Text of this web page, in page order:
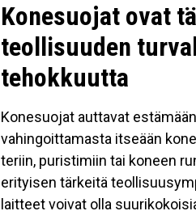
Konesuojat ovat
teollisuuden
tehokkuutta
Konesuojat auttavat
vahingoittamasta itseään
teriin, puristimiin tai koneen
erityisen tärkeitä
laitteet voivat olla